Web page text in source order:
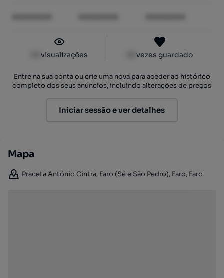
visualizações vezes guardado
Entre na sua conta ou crie uma nova para aceder ao histórico
completo dos seus anúncios, incluindo alterações de preços
Iniciar sessão e ver detalhes
Mapa
Praceta António Cintra, Faro (Sé e São Pedro), Faro, Faro